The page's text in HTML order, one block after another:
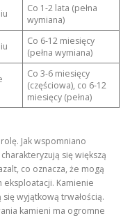
Co 1-2 lata (pełna
wymiana)
Co 6-12 miesięcy
(pełna wymiana)
Co 3-6 miesięcy
(częściowa), co 6-12
miesięcy (pełna)
Jak wspomniano
się większą
co oznacza, że mogą
eksploatacji. Kamienie
wyjątkową trwałością.
kamieni ma ogromne